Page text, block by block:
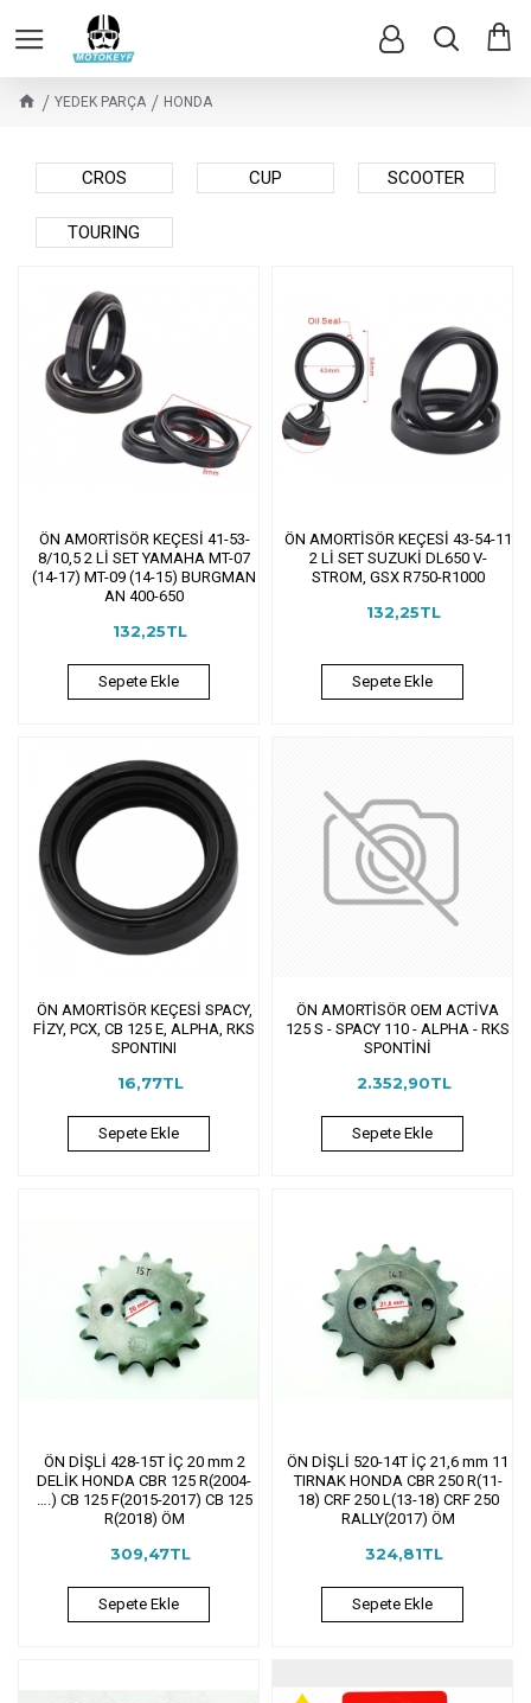
YEDEK PARÇA HONDA
CROS CUP SCOOTER
TOURING
ÖN AMORTİSÖR KEÇESİ 41-53-
8/10,5 2 Lİ SET YAMAHA MT-07
(14-17) MT-09 (14-15) BURGMAN
AN 400-650
132,25TL
Sepete Ekle
ÖN AMORTİSÖR KEÇESİ 43-54-11
2 Lİ SET SUZUKİ DL650 V-
STROM, GSX R750-R1000
132,25TL
Sepete Ekle
ÖN AMORTİSÖR KEÇESİ SPACY,
FİZY, PCX, CB 125 E, ALPHA, RKS
SPONTINI
16,77TL
Sepete Ekle
ÖN AMORTİSÖR OEM ACTİVA
125 S - SPACY 110 - ALPHA - RKS
SPONTİNİ
2.352,90TL
Sepete Ekle
ÖN DİŞLİ 428-15T İÇ 20 mm 2
DELİK HONDA CBR 125 R(2004-
….) CB 125 F(2015-2017) CB 125
R(2018) ÖM
309,47TL
Sepete Ekle
ÖN DİŞLİ 520-14T İÇ 21,6 mm 11
TIRNAK HONDA CBR 250 R(11-
18) CRF 250 L(13-18) CRF 250
RALLY(2017) ÖM
324,81TL
Sepete Ekle